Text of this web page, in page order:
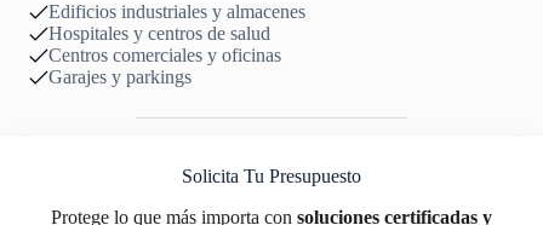
Edificios industriales y almacenes
Hospitales y centros de salud
Centros comerciales y oficinas
Garajes y parkings
Solicita Tu Presupuesto
Protege lo que más importa con soluciones certificadas y